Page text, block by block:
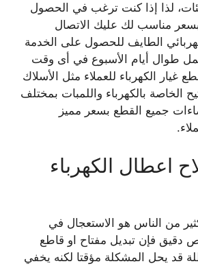
لذا إذا كنت ترغب في الحصول
مناسب لك عليك الاتصال
الطايف للحصول على الخدمة
طوال أيام الأسبوع في أى وقت
غيار الكهرباء للعملاء مثل الأسلاك
الخاصة بالكهرباء واللمبات بمختلف
جميع القطع بسعر مميز
اعطال الكهرباء
من الناس هو الاستعجال في
دقيق فإن تبديل مفتاح او قاطع
قد يحل المشكلة مؤقتا لكنه يخفي